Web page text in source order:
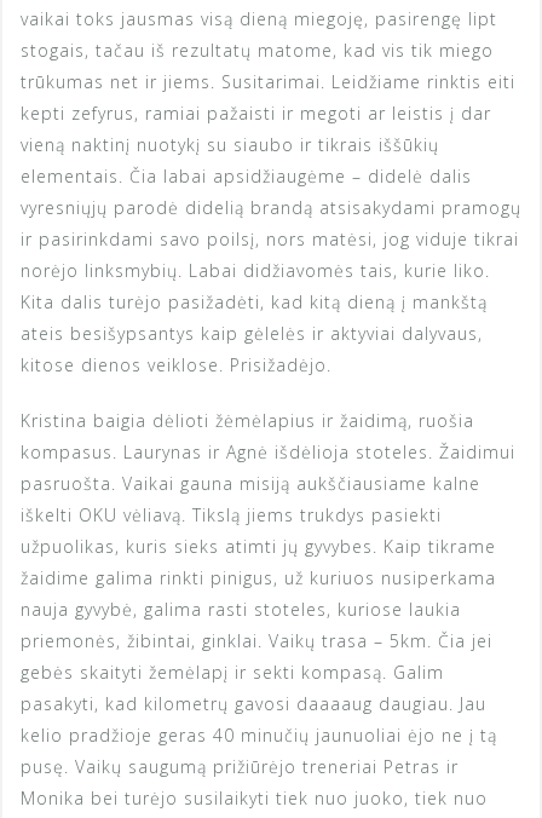
vaikai toks jausmas visą dieną miegoję, pasirengę lipt
stogais, tačau iš rezultatų matome, kad vis tik miego
trūkumas net ir jiems. Susitarimai. Leidžiame rinktis eiti
kepti zefyrus, ramiai pažaisti ir megoti ar leistis į dar
vieną naktinį nuotykį su siaubo ir tikrais iššūkių
elementais. Čia labai apsidžiaugėme – didelė dalis
vyresniųjų parodė didelią brandą atsisakydami pramogų
ir pasirinkdami savo poilsį, nors matėsi, jog viduje tikrai
norėjo linksmybių. Labai didžiavomės tais, kurie liko.
Kita dalis turėjo pasižadėti, kad kitą dieną į mankštą
ateis besišypsantys kaip gėlelės ir aktyviai dalyvaus,
kitose dienos veiklose. Prisižadėjo.
Kristina baigia dėlioti žėmėlapius ir žaidimą, ruošia
kompasus. Laurynas ir Agnė išdėlioja stoteles. Žaidimui
pasruošta. Vaikai gauna misiją aukščiausiame kalne
iškelti OKU vėliavą. Tikslą jiems trukdys pasiekti
užpuolikas, kuris sieks atimti jų gyvybes. Kaip tikrame
žaidime galima rinkti pinigus, už kuriuos nusiperkama
nauja gyvybė, galima rasti stoteles, kuriose laukia
priemonės, žibintai, ginklai. Vaikų trasa – 5km. Čia jei
gebės skaityti žemėlapį ir sekti kompasą. Galim
pasakyti, kad kilometrų gavosi daaaaug daugiau. Jau
kelio pradžioje geras 40 minučių jaunuoliai ėjo ne į tą
pusę. Vaikų saugumą prižiūrėjo treneriai Petras ir
Monika bei turėjo susilaikyti tiek nuo juoko, tiek nuo